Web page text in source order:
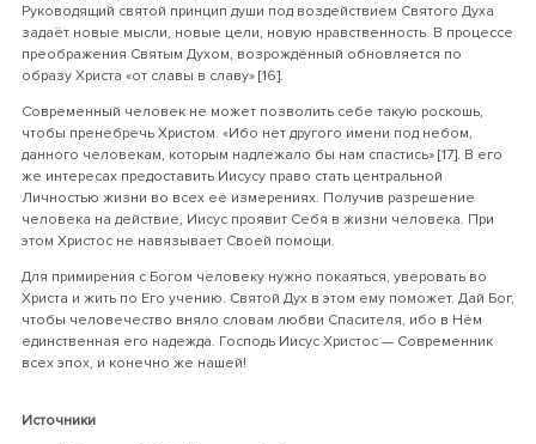
Руководящий святой принцип души под воздействием Святого Духа
задаёт новые мысли, новые цели, новую нравственность. В процессе
преображения Святым Духом, возрождённый обновляется по
образу Христа «от славы в славу» [16].
Современный человек не может позволить себе такую роскошь,
чтобы пренебречь Христом. «Ибо нет другого имени под небом,
данного человекам, которым надлежало бы нам спастись» [17]. В его
же интересах предоставить Иисусу право стать центральной
Личностью жизни во всех её измерениях. Получив разрешение
человека на действие, Иисус проявит Себя в жизни человека. При
этом Христос не навязывает Своей помощи.
Для примирения с Богом человеку нужно покаяться, уверовать во
Христа и жить по Его учению. Святой Дух в этом ему поможет. Дай Бог,
чтобы человечество вняло словам любви Спасителя, ибо в Нём
единственная его надежда. Господь Иисус Христос — Современник
всех эпох, и конечно же нашей!
Источники